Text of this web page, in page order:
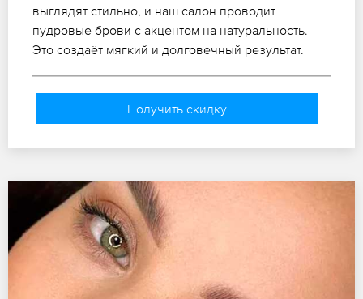
выглядят стильно, и наш салон проводит
пудровые брови с акцентом на натуральность.
Это создаёт мягкий и долговечный результат.
Получить скидку